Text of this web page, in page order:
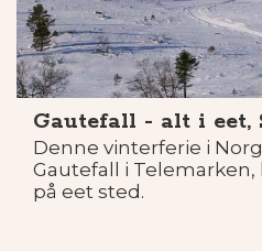
Gautefall - alt i eet,
Denne vinterferie i
Gautefall i
på eet sted.